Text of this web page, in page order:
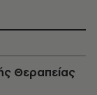
Θεραπείας